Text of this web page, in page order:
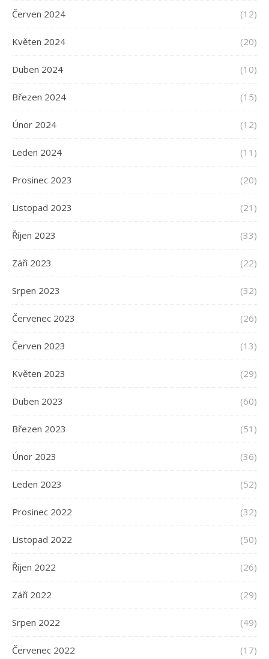
Červen 2024 (12)
Květen 2024 (20)
Duben 2024 (10)
Březen 2024 (15)
Únor 2024 (12)
Leden 2024 (11)
Prosinec 2023 (20)
Listopad 2023 (21)
Říjen 2023 (33)
Září 2023 (22)
Srpen 2023 (32)
Červenec 2023 (26)
Červen 2023 (13)
Květen 2023 (29)
Duben 2023 (60)
Březen 2023 (51)
Únor 2023 (36)
Leden 2023 (52)
Prosinec 2022 (32)
Listopad 2022 (50)
Říjen 2022 (26)
Září 2022 (29)
Srpen 2022 (49)
Červenec 2022 (17)